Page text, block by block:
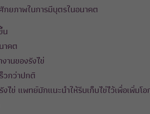
กยภาพในการมีบุตรในอนาคต
น
าคต
านของรังไข่
วกว่าปกติ
ข่ แพทย์มักแนะนำให้รีบเก็บไข่ไว้เพื่อเพิ่มโอ